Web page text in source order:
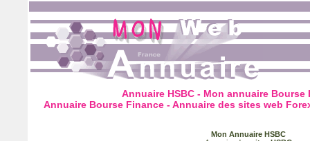
Annuaire HSBC - Mon annuaire Bourse
Annuaire Bourse Finance - Annuaire des sites web
Mon Annuaire HSBC